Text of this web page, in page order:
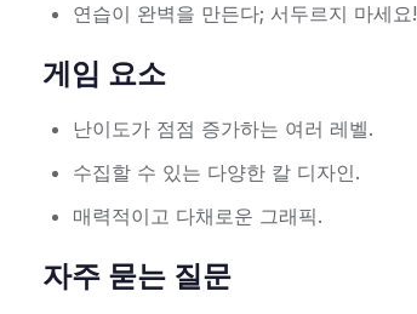
연습이 완벽을 만든다; 서두르지 마세요!
게임 요소
난이도가 점점 증가하는 여러 레벨.
수집할 수 있는 다양한 칼 디자인.
매력적이고 다채로운 그래픽.
자주 묻는 질문